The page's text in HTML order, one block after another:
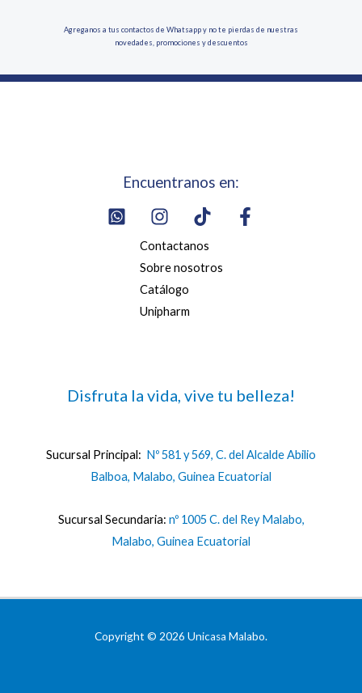
Agreganos a tus contactos de Whatsapp y no te pierdas de nuestras
novedades, promociones y descuentos
Encuentranos en:
Contactanos
Sobre nosotros
Catálogo
Unipharm
Disfruta la vida, vive tu belleza!
Sucursal Principal: Nº 581 y 569, C. del Alcalde Abilio
Balboa, Malabo, Guinea Ecuatorial
Sucursal Secundaria: nº 1005 C. del Rey Malabo,
Malabo, Guinea Ecuatorial
Copyright © 2026 Unicasa Malabo.